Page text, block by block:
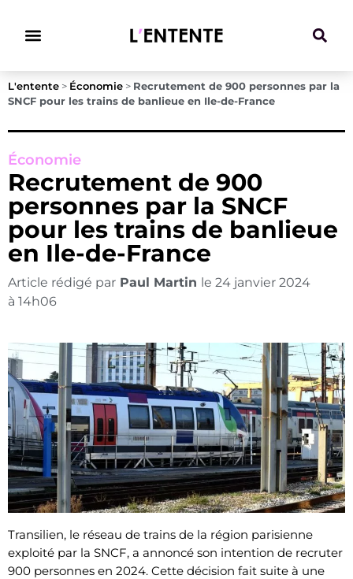
L'entente > Économie > Recrutement de 900 personnes par la
SNCF pour les trains de banlieue en Ile-de-France
Économie
Recrutement de 900
personnes par la SNCF
pour les trains de banlieue
en Ile-de-France
Article rédigé par Paul Martin le 24 janvier 2024
à 14h06
Transilien, le réseau de trains de la région parisienne
exploité par la SNCF, a annoncé son intention de recruter
900 personnes en 2024. Cette décision fait suite à une